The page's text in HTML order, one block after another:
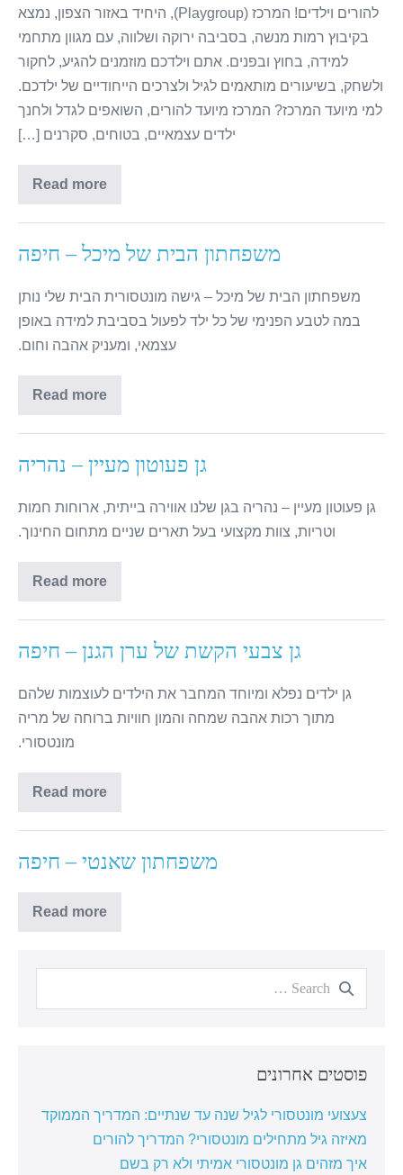
להורים וילדים! המרכז (Playgroup), היחיד באזור הצפון, נמצא
בקיבוץ רמות מנשה, בסביבה ירוקה ושלווה, עם מגוון מתחמי
למידה, בחוץ ובפנים. אתם וילדכם מוזמנים להגיע, לחקור
ולשחק, בשיעורים מותאמים לגיל ולצרכים הייחודיים של ילדכם.
למי מיועד המרכז? המרכז מיועד להורים, השואפים לגדל ולחנך
ילדים עצמאיים, בטוחים, סקרנים […]
Read more
משפחתון הבית של מיכל – חיפה
משפחתון הבית של מיכל – גישה מונטסורית הבית שלי נותן
במה לטבע הפנימי של כל ילד לפעול בסביבת למידה באופן
עצמאי, ומעניק אהבה וחום.
Read more
גן פעוטון מעיין – נהריה
גן פעוטון מעיין – נהריה בגן שלנו אווירה בייתית, ארוחות חמות
וטריות, צוות מקצועי בעל תארים שניים מתחום החינוך.
Read more
גן צבעי הקשת של ערן הגנן – חיפה
גן ילדים נפלא ומיוחד המחבר את הילדים לעוצמות שלהם
מתוך רכות אהבה שמחה והמון חוויות ברוחה של מריה
מונטסורי.
Read more
משפחתון שאנטי – חיפה
Read more
פוסטים אחרונים
צעצועי מונטסורי לגיל שנה עד שנתיים: המדריך הממוקד
מאיזה גיל מתחילים מונטסורי? המדריך להורים
איך מזהים גן מונטסורי אמיתי ולא רק בשם